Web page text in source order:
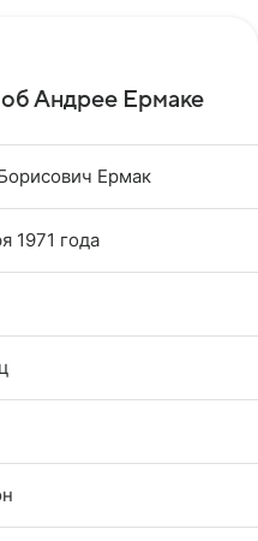
Андрее Ермаке
Ермак
1971 года